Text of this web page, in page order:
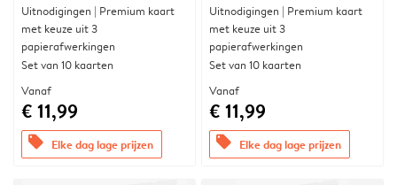
Uitnodigingen | Premium kaart
met keuze uit 3
papierafwerkingen
Set van 10 kaarten
Vanaf
€ 11,99
offers Elke dag lage prijzen
Uitnodigingen | Premium kaart
met keuze uit 3
papierafwerkingen
Set van 10 kaarten
Vanaf
€ 11,99
offers Elke dag lage prijzen